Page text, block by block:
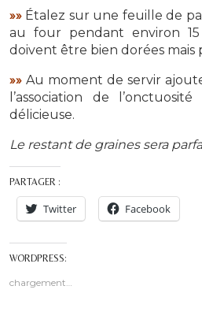
»» Étalez sur une feuille de
au four pendant environ 15
doivent être bien dorées mais
»» Au moment de servir
l’association de
délicieuse.
Le restant de graines sera
PARTAGER :
Twitter Facebook
WORDPRESS:
chargement…